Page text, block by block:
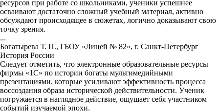
ресурсов при работе со школьниками, ученики успешнее
осваивают достаточно сложный учебный материал, активно
обсуждают происходящее в сюжетах, логично доказывают свою
точку зрения.
...
Богатырева Т. П., ГБОУ «Лицей № 82», г. Санкт-Петербург
История России
Следует отметить, что электронные образовательные ресурсы
фирмы «1С» по истории богаты мультимедийными
презентациями, которые усиливают эффективность процесса
воссоздания образа исторической действительности. Ученик
погружается в наглядное действие, ощущает себя участником
событий изучаемой эпохи.